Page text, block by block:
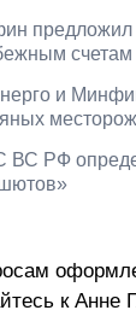
предложил
счетам
и
РФ
к Анне